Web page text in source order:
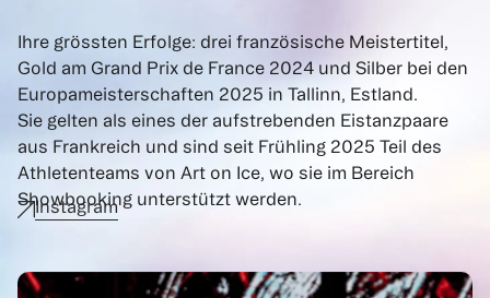
Ihre grössten Erfolge: drei französische Meistertitel,
Gold am Grand Prix de France 2024 und Silber bei den
Europameisterschaften 2025 in Tallinn, Estland.
Sie gelten als eines der aufstrebenden Eistanzpaare
aus Frankreich und sind seit Frühling 2025 Teil des
Athletenteams von Art on Ice, wo sie im Bereich
Showbooking unterstützt werden.
Instagram